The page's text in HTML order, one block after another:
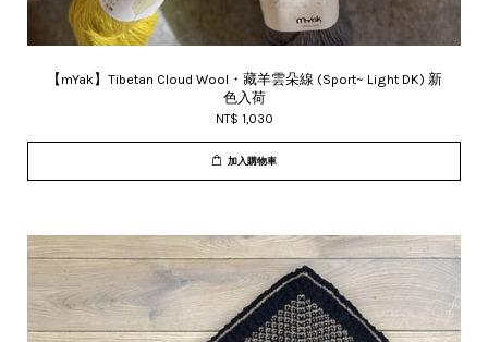
【mYak】Tibetan Cloud Wool・藏羊雲朵線 (Sport~ Light DK) 新
色入荷
NT$ 1,030
加入購物車